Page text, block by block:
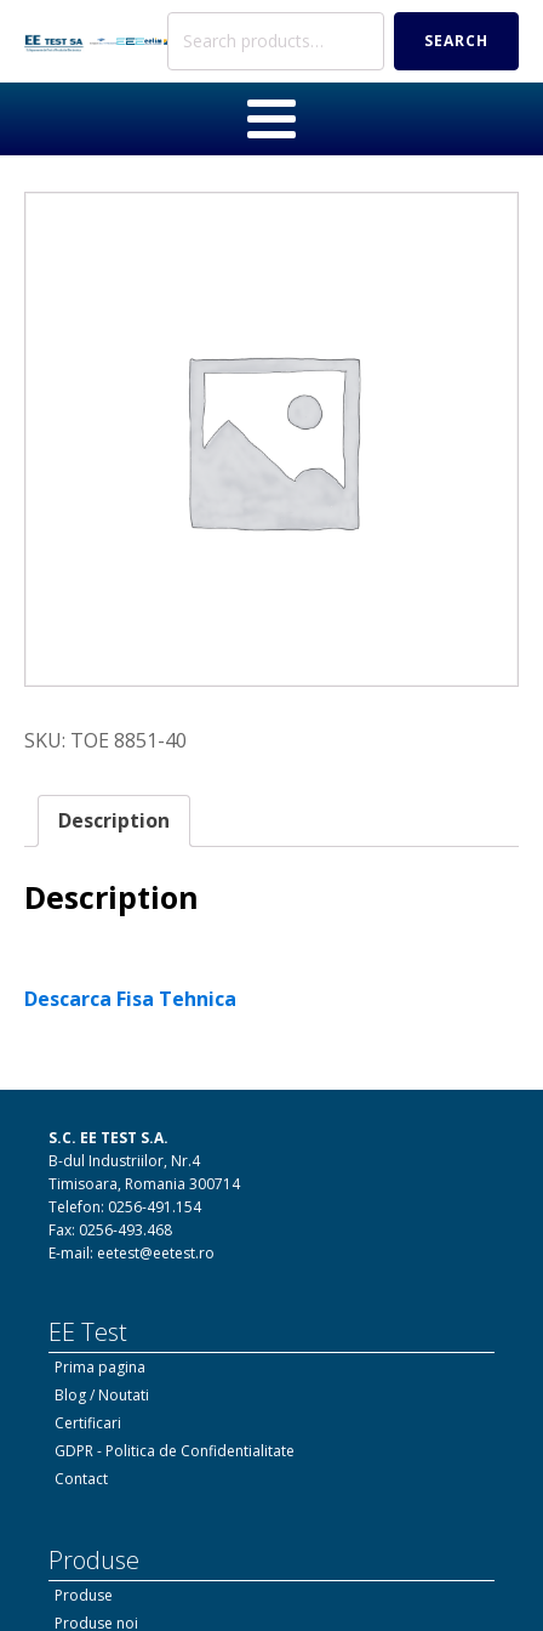
Search
SEARCH
SKU: TOE 8851-40
Description
Description
Descarca Fisa Tehnica
S.C. EE TEST S.A.
B-dul Industriilor, Nr.4
Timisoara, Romania 300714
Telefon: 0256-491.154
Fax: 0256-493.468
E-mail: eetest@eetest.ro
EE Test
Prima pagina
Blog / Noutati
Certificari
GDPR - Politica de Confidentialitate
Contact
Produse
Produse
Produse noi